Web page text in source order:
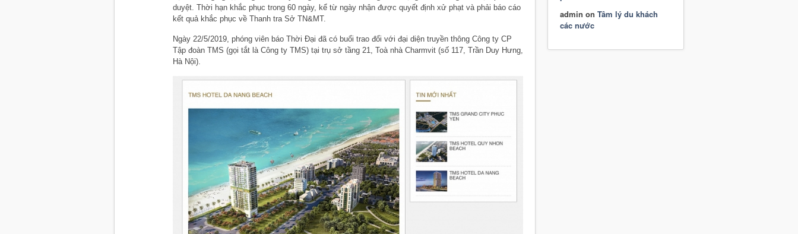
duyệt. Thời hạn khắc phục trong 60 ngày, kể từ ngày nhận được quyết định xử phạt và phải báo cáo
kết quả khắc phục về Thanh tra Sở TN&MT.
Ngày 22/5/2019, phóng viên báo Thời Đại đã có buổi trao đổi với đại diện truyền thông Công ty CP
Tập đoàn TMS (gọi tắt là Công ty TMS) tại trụ sở tầng 21, Toà nhà Charmvit (số 117, Trần Duy Hưng,
Hà Nội).
admin on Tâm lý du khách
các nước